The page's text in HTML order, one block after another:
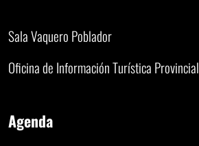
Sala Vaquero Poblador
Oficina de Información Turística Provincial
Agenda